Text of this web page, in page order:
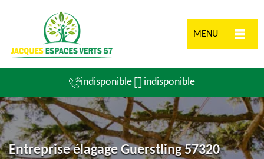
MENU
indisponible indisponible
Entreprise élagage Guerstling 57320